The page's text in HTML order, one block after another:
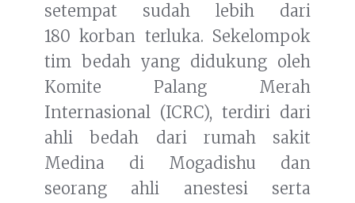
setempat sudah lebih dari
180 korban terluka. Sekelompok
tim bedah yang didukung oleh
Komite Palang Merah
Internasional (ICRC), terdiri dari
ahli bedah dari rumah sakit
Medina di Mogadishu dan
seorang ahli anestesi serta